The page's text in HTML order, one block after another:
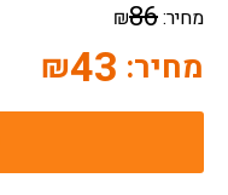
מחיר:86
₪
מחיר: 43
₪